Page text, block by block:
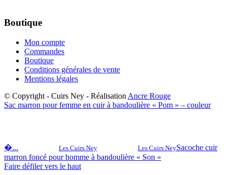
Boutique
Mon compte
Commandes
Boutique
Conditions générales de vente
Mentions légales
© Copyright - Cuirs Ney - Réalisation Ancre Rouge
Sac marron pour femme en cuir à bandoulière « Pom » – couleur
�... Les Cuirs Ney Les Cuirs NeySacoche cuir
marron foncé pour homme à bandoulière « Son »
Faire défiler vers le haut